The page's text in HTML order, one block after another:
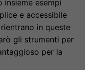
insieme esempi
e accessibile
in queste
gli strumenti per
per la